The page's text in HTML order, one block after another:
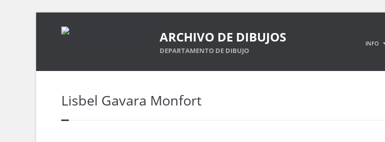
ARCHIVO DE DIBUJOS
DEPARTAMENTO DE DIBUJO
INFO
Lisbel Gavara Monfort